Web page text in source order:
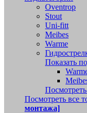
Oventrop
Stout
Uni-fitt
Meibes
Warme
Показать
Посмотреть все
монтажа]